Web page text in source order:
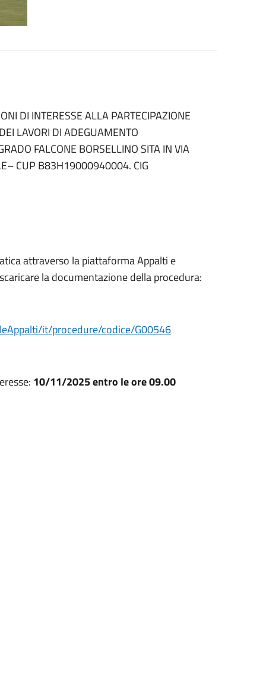
DI INTERESSE ALLA PARTECIPAZIONE
LAVORI DI ADEGUAMENTO
FALCONE BORSELLINO SITA IN VIA
CUP B83H19000940004. CIG
attraverso la piattaforma Appalti e
la documentazione della procedura:
it/procedure/codice/G00546
10/11/2025 entro le ore 09.00